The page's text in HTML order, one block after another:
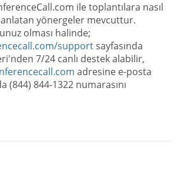
ile toplantılara nasıl
anlatan yönergeler mevcuttur.
olması halinde;
supportsayfasında
7/24 canlı destek alabilir,
adresine e-posta
(844) 844-1322 numarasını